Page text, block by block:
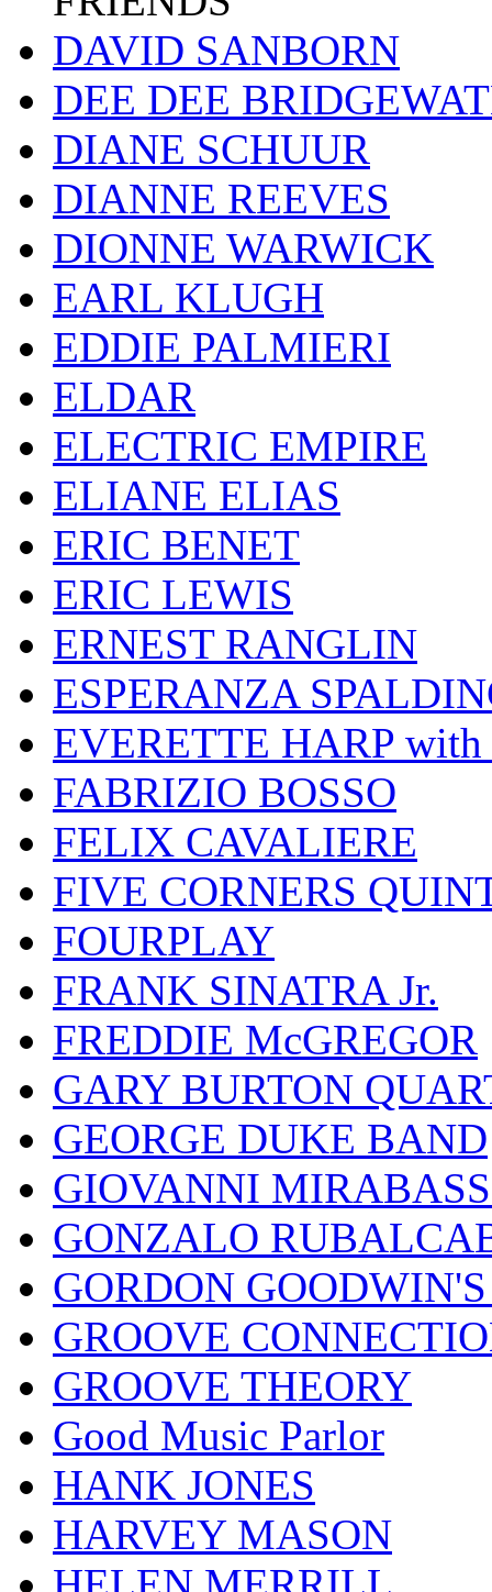
DAVID SANBORN
DEE DEE
DIANE SCHUUR
DIANNE REEVES
DIONNE WARWICK
EARL KLUGH
EDDIE PALMIERI
ELDAR
ELECTRIC EMPIRE
ELIANE ELIAS
ERIC BENET
ERIC LEWIS
ERNEST RANGLIN
ESPERANZA
EVERETTE HARP
FABRIZIO BOSSO
FELIX CAVALIERE
FIVE CORNERS
FOURPLAY
FRANK SINATRA Jr.
FREDDIE McGREGOR
GARY BURTON
GEORGE DUKE BAND
GIOVANNI
GONZALO
GORDON
GROOVE
GROOVE THEORY
Good Music Parlor
HANK JONES
HARVEY MASON